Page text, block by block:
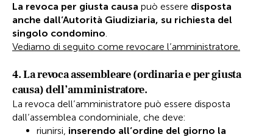
La revoca per giusta causa può essere disposta
anche dall’Autorità Giudiziaria, su richiesta del
singolo condomino.
Vediamo di seguito come revocare l’amministratore.
4. La revoca assembleare (ordinaria e per giusta
causa) dell’amministratore.
La revoca dell’amministratore può essere disposta
dall’assemblea condominiale, che deve:
riunirsi, inserendo all’ordine del giorno la